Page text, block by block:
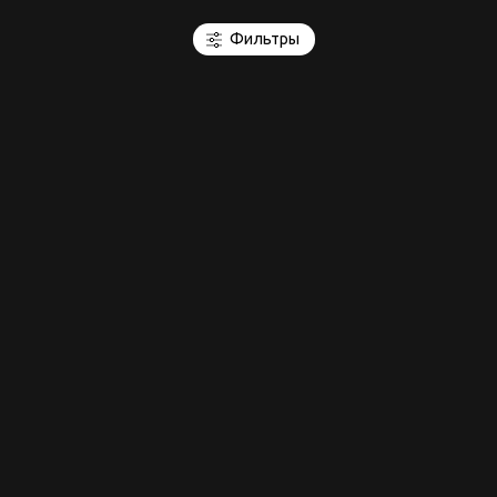
Фильтры